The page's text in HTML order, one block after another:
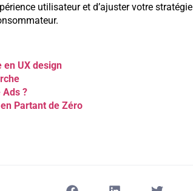
utilisateur et d’ajuster votre stratégie
UX design
?
Partant de Zéro